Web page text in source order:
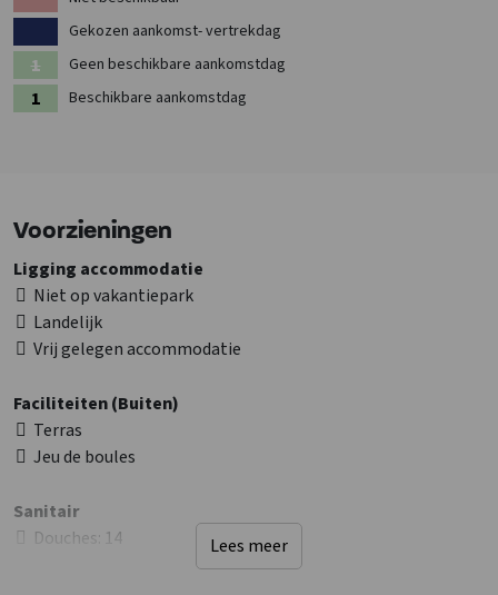
Bekijk ook de anderegroepsaccommodaties in België
Gekozen aankomst- vertrekdag
Geen beschikbare aankomstdag
Beschikbare aankomstdag
Voorzieningen
Ligging accommodatie
Niet op vakantiepark
Landelijk
Vrij gelegen accommodatie
Faciliteiten (Buiten)
Terras
Jeu de boules
Sanitair
Douches: 14
Lees meer